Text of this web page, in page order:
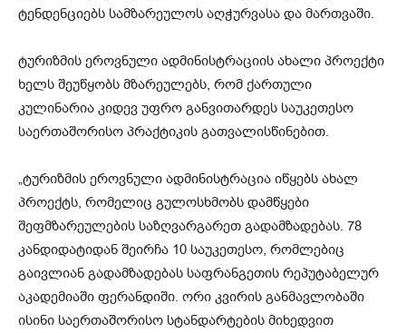
ტენდენციებს სამზარეულოს აღჭურვასა და მართვაში.
ტურიზმის ეროვნული ადმინისტრაციის ახალი პროექტი
ხელს შეუწყობს მზარეულებს, რომ ქართული
კულინარია კიდევ უფრო განვითარდეს საუკეთესო
საერთაშორისო პრაქტიკის გათვალისწინებით.
„ტურიზმის ეროვნული ადმინისტრაცია იწყებს ახალ
პროექტს, რომელიც გულოსხმობს დამწყები
შეფმზარეულების საზღვარგარეთ გადამზადებას. 78
კანდიდატიდან შეირჩა 10 საუკეთესო, რომლებიც
გაივლიან გადამზადებას საფრანგეთის რეპუტაბელურ
აკადემიაში ფერანდიში. ორი კვირის განმავლობაში
ისინი საერთაშორისო სტანდარტების მიხედვით